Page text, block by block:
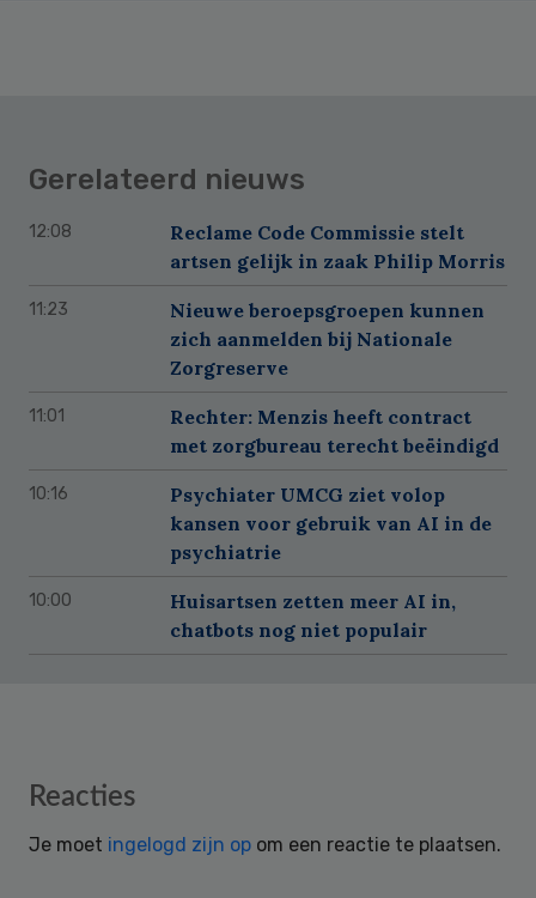
Gerelateerd nieuws
12:08
Reclame Code Commissie stelt
artsen gelijk in zaak Philip Morris
11:23
Nieuwe beroepsgroepen kunnen
zich aanmelden bij Nationale
Zorgreserve
11:01
Rechter: Menzis heeft contract
met zorgbureau terecht beëindigd
10:16
Psychiater UMCG ziet volop
kansen voor gebruik van AI in de
psychiatrie
10:00
Huisartsen zetten meer AI in,
chatbots nog niet populair
Reader
Reacties
Je moet ingelogd zijn op om een reactie te plaatsen.